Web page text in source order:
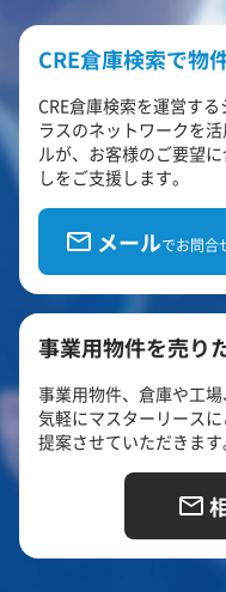
CRE倉庫検索で物
CRE倉庫検索を運営す
ラスのネットワークを
ルが、お客様のご要望
しをご支援します。
メールでお問合
事業用物件を売り
事業用物件、倉庫や工場
気軽にマスターリース
提案させていただきます